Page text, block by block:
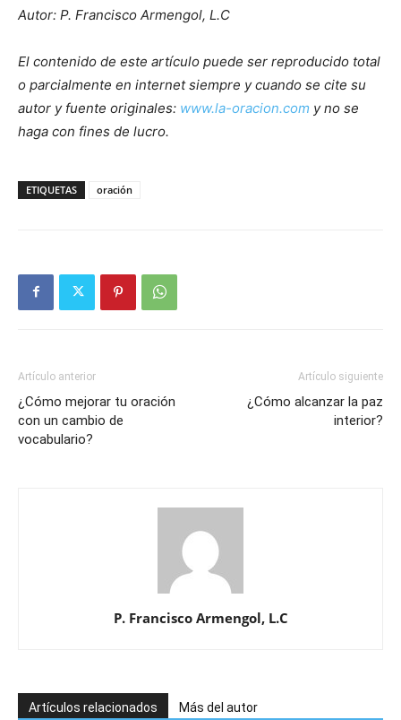
Autor: P. Francisco Armengol, L.C
El contenido de este artículo puede ser reproducido total
o parcialmente en internet siempre y cuando se cite su
autor y fuente originales: www.la-oracion.com y no se
haga con fines de lucro.
ETIQUETAS oración
Artículo anterior
¿Cómo mejorar tu oración
con un cambio de
vocabulario?
Artículo siguiente
¿Cómo alcanzar la paz
interior?
P. Francisco Armengol, L.C
Artículos relacionados Más del autor